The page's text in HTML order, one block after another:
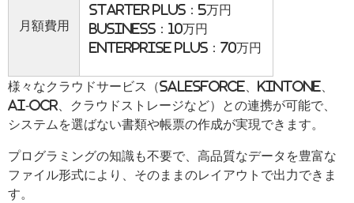
月額費用
Starter Plus：5万円
Business：10万円
Enterprise Plus：70万円
様々なクラウドサービス（Salesforce、kintone、
AI-OCR、クラウドストレージなど）との連携が可能で、
システムを選ばない書類や帳票の作成が実現できます。
プログラミングの知識も不要で、高品質なデータを豊富な
ファイル形式により、そのままのレイアウトで出力できま
す。